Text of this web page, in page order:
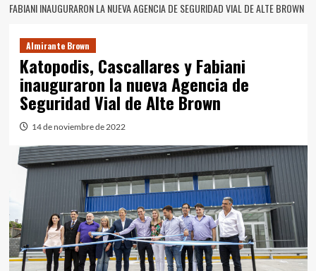
FABIANI INAUGURARON LA NUEVA AGENCIA DE SEGURIDAD VIAL DE ALTE BROWN
Almirante Brown
Katopodis, Cascallares y Fabiani
inauguraron la nueva Agencia de
Seguridad Vial de Alte Brown
14 de noviembre de 2022